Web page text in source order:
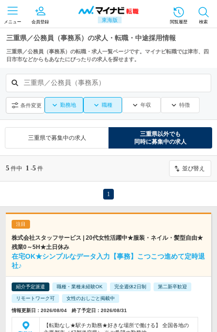
東海版
メニュー 会員登録 閲覧履歴 検索
三重県／公務員（事務系）の求人・転職・中途採用情報
三重県／公務員（事務系）の転職・求人一覧ページです。マイナビ転職では津市、四
日市市などからもあなたにぴったりの求人を探せます。
三重県／公務員（事務系）
条件変更 勤務地 職種 年収 特徴
三重県で募集中の求人
三重県以外でも
同時に募集中の求人
5 件中 1 -5 件 並び替え
1
株式会社スタッフサービス | 20代女性活躍中★服装・ネイル・髪型自由★
残業0～5H★土日休み
在宅OK★シンプルなデータ入力【事務】こつこつ進めて定時退
社♪
紹介予定派遣 職種・業種未経験OK 完全週休2日制 第二新卒歓迎
リモートワーク可 女性のおしごと掲載中
情報更新日：2026/08/04 終了予定日：2026/08/31
【転勤なし★駅チカ勤務★好きな場所で働ける】 全国各地の